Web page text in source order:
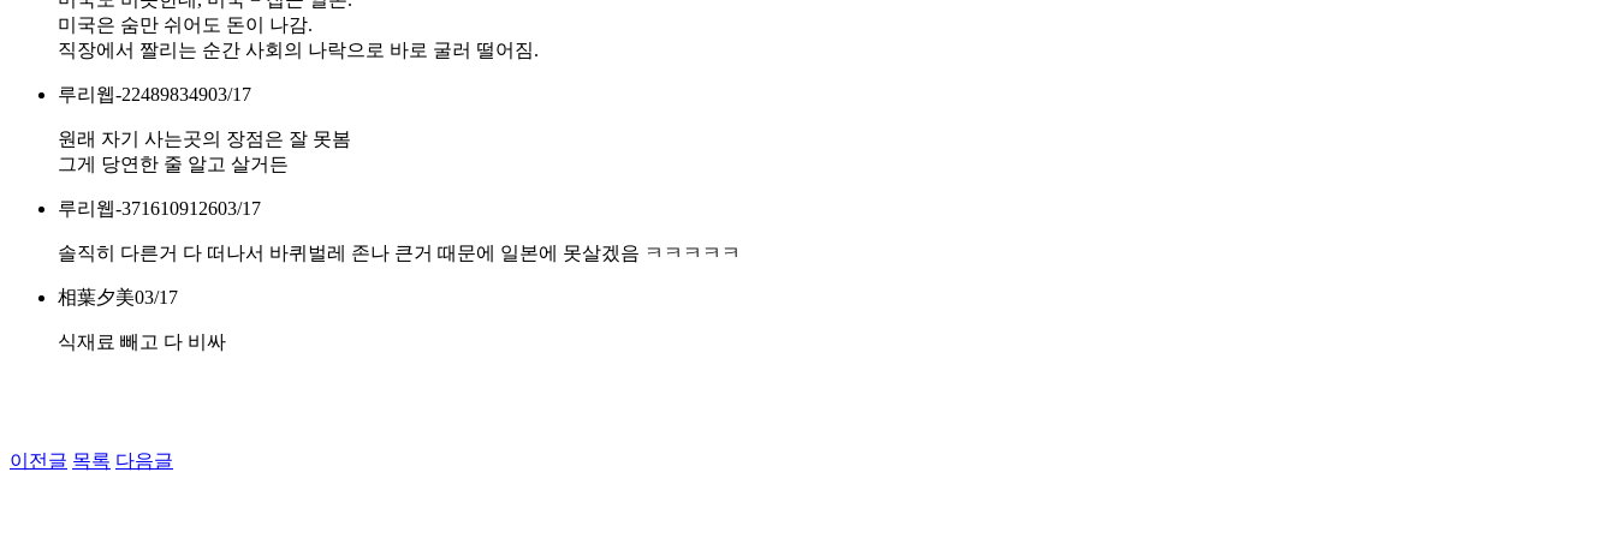
미국은 숨만 쉬어도 돈이 나감.
직장에서 짤리는 순간 사회의 나락으로 바로 굴러 떨어짐.
루리웹-22489834903/17
원래 자기 사는곳의 장점은 잘 못봄
그게 당연한 줄 알고 살거든
루리웹-371610912603/17
솔직히 다른거 다 떠나서 바퀴벌레 존나 큰거 때문에 일본에 못살겠음 ㅋㅋㅋㅋㅋ
相葉夕美03/17
식재료 빼고 다 비싸
이전글 목록 다음글